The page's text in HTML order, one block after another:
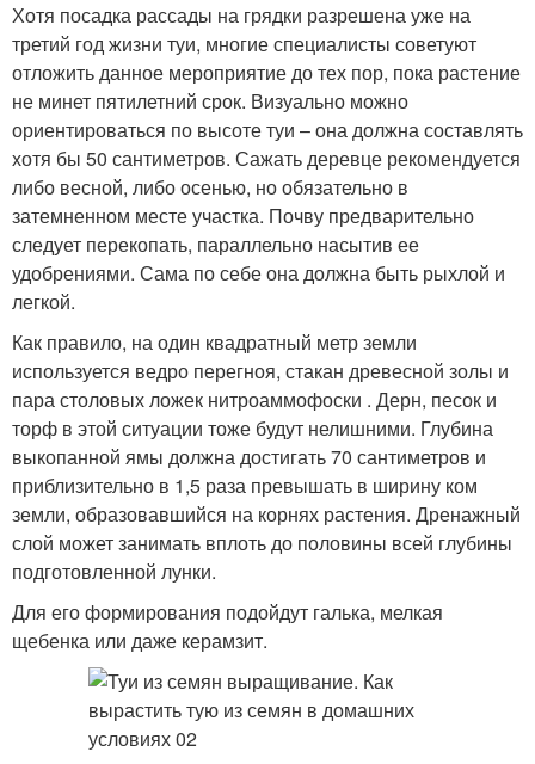
Хотя посадка рассады на грядки разрешена уже на
третий год жизни туи, многие специалисты советуют
отложить данное мероприятие до тех пор, пока растение
не минет пятилетний срок. Визуально можно
ориентироваться по высоте туи – она должна составлять
хотя бы 50 сантиметров. Сажать деревце рекомендуется
либо весной, либо осенью, но обязательно в
затемненном месте участка. Почву предварительно
следует перекопать, параллельно насытив ее
удобрениями. Сама по себе она должна быть рыхлой и
легкой.
Как правило, на один квадратный метр земли
используется ведро перегноя, стакан древесной золы и
пара столовых ложек нитроаммофоски . Дерн, песок и
торф в этой ситуации тоже будут нелишними. Глубина
выкопанной ямы должна достигать 70 сантиметров и
приблизительно в 1,5 раза превышать в ширину ком
земли, образовавшийся на корнях растения. Дренажный
слой может занимать вплоть до половины всей глубины
подготовленной лунки.
Для его формирования подойдут галька, мелкая
щебенка или даже керамзит.